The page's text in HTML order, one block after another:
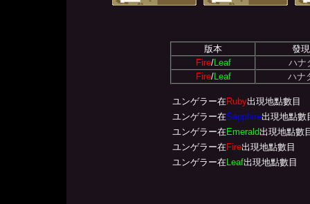
版本
發
Fire/Leaf
ハナ
Fire/Leaf ハナ
ユンゲラー在Ruby出現地點數目
ユンゲラー在Sapphire出現地點數
ユンゲラー在Emerald出現地點數
ユンゲラー在Fire出現地點數目
ユンゲラー在Leaf出現地點數目